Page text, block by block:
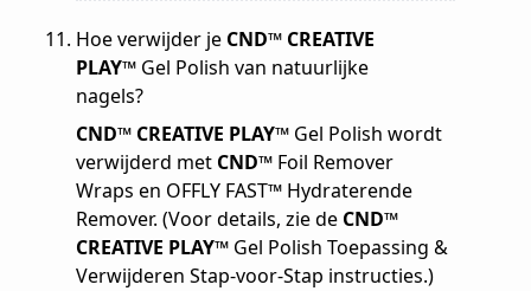
Hoe verwijder je CND™ CREATIVE
PLAY™ Gel Polish van natuurlijke
nagels?
CND™ CREATIVE PLAY™ Gel Polish wordt
verwijderd met CND™ Foil Remover
Wraps en OFFLY FAST™ Hydraterende
Remover. (Voor details, zie de CND™
CREATIVE PLAY™ Gel Polish Toepassing &
Verwijderen Stap-voor-Stap instructies.)